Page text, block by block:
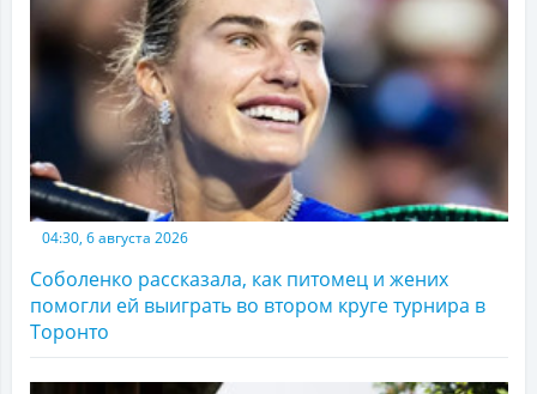
04:30, 6 августа 2026
Соболенко рассказала, как питомец и жених
помогли ей выиграть во втором круге турнира в
Торонто